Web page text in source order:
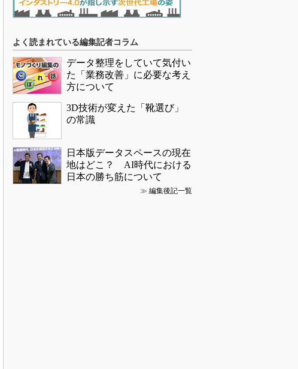
よく読まれている編集記者コラム
データ整理をしていて気付い
た「業務改善」に必要な考え
方について
3D技術が変えた「靴選び」
の常識
日本版データスペースの現在
地はどこ？ AI時代における
日本の勝ち筋について
≫ 編集後記一覧